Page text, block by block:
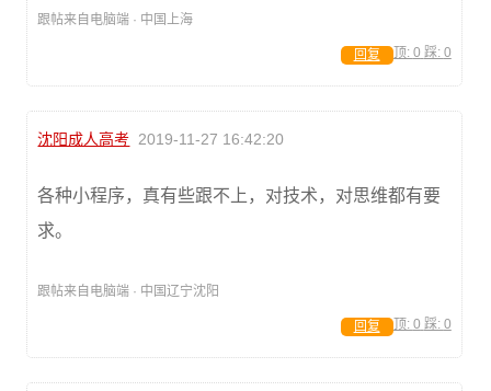
跟帖来自电脑端 · 中国上海
顶: 0 踩: 0
回复
沈阳成人高考 2019-11-27 16:42:20
各种小程序，真有些跟不上，对技术，对思维都有要
求。
跟帖来自电脑端 · 中国辽宁沈阳
顶: 0 踩: 0
回复